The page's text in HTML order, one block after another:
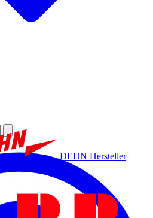
DEHN Hersteller